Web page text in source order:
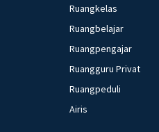
Ruangkelas
Ruangbelajar
Ruangpengajar
Ruangguru Privat
Ruangpeduli
Airis